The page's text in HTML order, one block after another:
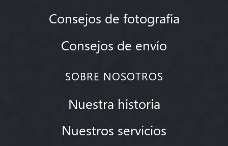
Consejos de fotografía
Consejos de envío
SOBRE NOSOTROS
Nuestra historia
Nuestros servicios